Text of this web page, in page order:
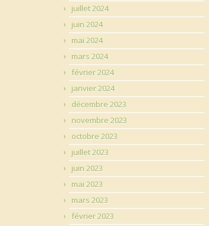
juillet 2024
juin 2024
mai 2024
mars 2024
février 2024
janvier 2024
décembre 2023
novembre 2023
octobre 2023
juillet 2023
juin 2023
mai 2023
mars 2023
février 2023